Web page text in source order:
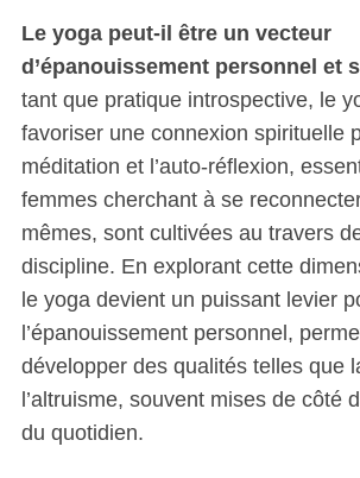
Le yoga peut-il être un vecteur
d’épanouissement personnel et
tant que pratique introspective, le
favoriser une connexion spirituelle
méditation et l’auto-réflexion,
femmes cherchant à se
mêmes, sont cultivées au travers
discipline. En explorant cette
le yoga devient un puissant levier
l’épanouissement personnel,
développer des qualités telles que
l’altruisme, souvent mises de côté
du quotidien.